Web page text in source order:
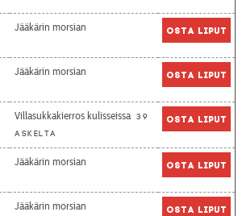
Jääkärin morsian Osta liput
Jääkärin morsian Osta liput
Villasukkakierros kulisseissa 39
askelta
Osta liput
Jääkärin morsian Osta liput
Jääkärin morsian Osta liput